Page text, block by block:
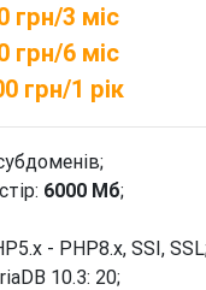
грн/3 міс
грн/6 міс
грн/1 рік
6000 Мб;
- PHP8.x, SSI,
10.3: 20;